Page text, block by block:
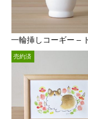
売約済